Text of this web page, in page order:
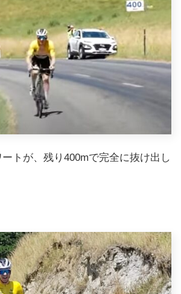
トが、残り400mで完全に抜け出し